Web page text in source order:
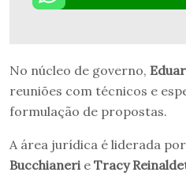
No núcleo de governo,
reuniões com técnicos e
formulação de propostas.
A área jurídica é liderada por
Bucchianeri e Tracy